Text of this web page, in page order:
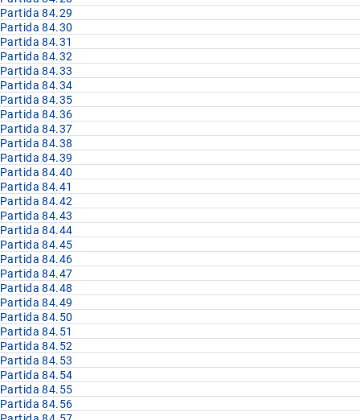
Partida 84.29
Partida 84.30
Partida 84.31
Partida 84.32
Partida 84.33
Partida 84.34
Partida 84.35
Partida 84.36
Partida 84.37
Partida 84.38
Partida 84.39
Partida 84.40
Partida 84.41
Partida 84.42
Partida 84.43
Partida 84.44
Partida 84.45
Partida 84.46
Partida 84.47
Partida 84.48
Partida 84.49
Partida 84.50
Partida 84.51
Partida 84.52
Partida 84.53
Partida 84.54
Partida 84.55
Partida 84.56